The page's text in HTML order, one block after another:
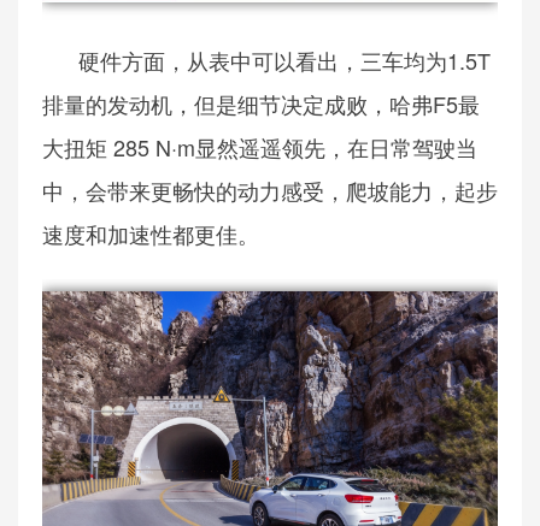
硬件方面，从表中可以看出，三车均为1.5T
排量的发动机，但是细节决定成败，哈弗F5最
大扭矩 285 N·m显然遥遥领先，在日常驾驶当
中，会带来更畅快的动力感受，爬坡能力，起步
速度和加速性都更佳。